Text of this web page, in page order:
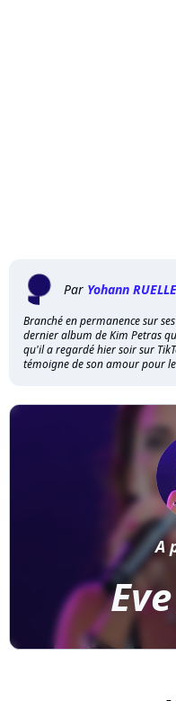
Par Yohann RUELLE
Branché en permanence sur
dernier album de Kim Petras
qu'il a regardé hier soir sur
témoigne de son amour pour
A